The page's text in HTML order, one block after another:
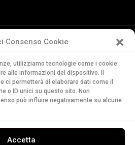
Consenso Cookie
utilizziamo tecnologie come i cookie
alle informazioni del dispositivo. Il
ci permetterà di elaborare dati come il
o ID unici su questo sito. Non
può influire negativamente su alcune
Accetta
Italiana
Soldino 9
6900 Lugano
91 960 30 40
LEGGI